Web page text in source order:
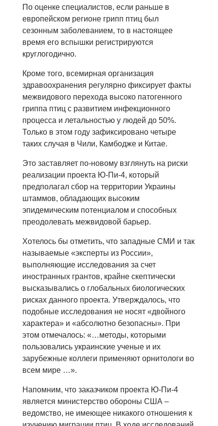
По оценке специалистов, если раньше в
европейском регионе грипп птиц был
сезонным заболеванием, то в настоящее
время его вспышки регистрируются
круглогодично.
Кроме того, всемирная организация
здравоохранения регулярно фиксирует факты
межвидового перехода высоко патогенного
гриппа птиц с развитием инфекционного
процесса и летальностью у людей до 50%.
Только в этом году зафиксировано четыре
таких случая в Чили, Камбодже и Китае.
Это заставляет по-новому взглянуть на риски
реализации проекта Ю-Пи-4, который
предполагал сбор на территории Украины
штаммов, обладающих высоким
эпидемическим потенциалом и способных
преодолевать межвидовой барьер.
Хотелось бы отметить, что западные СМИ и так
называемые «эксперты из России»,
выполняющие исследования за счет
иностранных грантов, крайне скептически
высказывались о глобальных биологических
рисках данного проекта. Утверждалось, что
подобные исследования не носят «двойного
характера» и «абсолютно безопасны». При
этом отмечалось: «…методы, которыми
пользовались украинские ученые и их
зарубежные коллеги применяют орнитологи во
всем мире …».
Напомним, что заказчиком проекта Ю-Пи-4
является министерство обороны США –
ведомство, не имеющее никакого отношения к